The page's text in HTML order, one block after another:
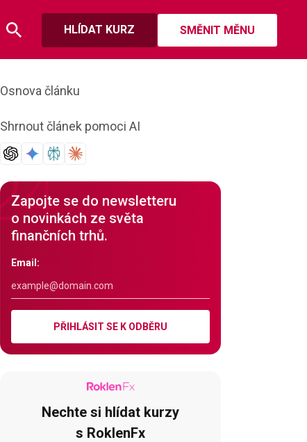
HLÍDAT KURZ SMĚNIT MĚNU
Osnova článku
Shrnout článek pomoci AI
Zapojte se do newsletteru
o novinkách ze světa
finančních trhů.
Email:
PŘIHLÁSIT SE K ODBĚRU
Nechte si hlídat kurzy
s RoklenFx